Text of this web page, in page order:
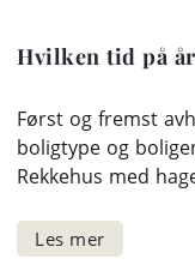
Hvilken tid på
Først og fremst
boligtype og
Rekkehus med